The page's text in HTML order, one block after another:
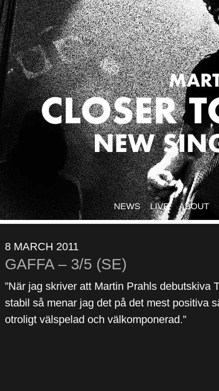
NEWS LIVE ABOUT
8 MARCH 2011
GAFFA – 3/5 (SE)
”När jag skriver att Martin Prahls debutskiva
stabil så menar jag det på det mest positiva
otroligt välspelad och välkomponerad.”